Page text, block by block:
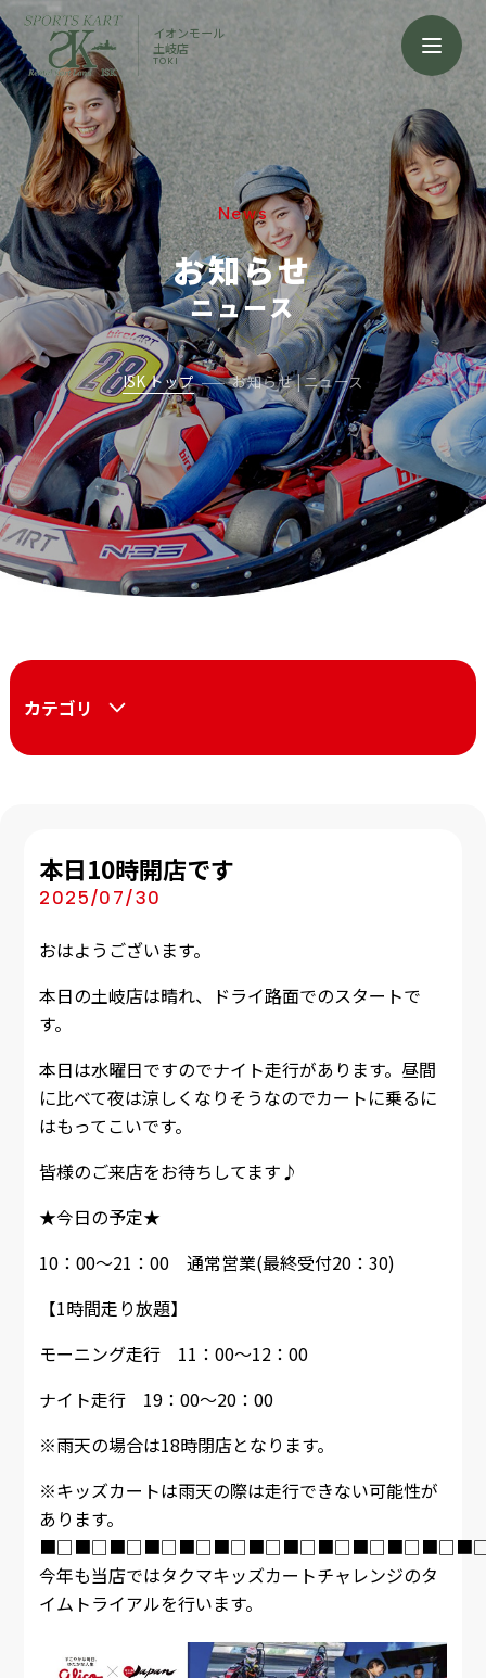
イオンモール
土岐店
TOKI
News
お知らせ
ニュース
ISK トップ お知らせ | ニュース
カテゴリ
本日10時開店です
2025/07/30
おはようございます。
本日の土岐店は晴れ、ドライ路面でのスタートで
す。
本日は水曜日ですのでナイト走行があります。昼間
に比べて夜は涼しくなりそうなのでカートに乗るに
はもってこいです。
皆様のご来店をお待ちしてます♪
★今日の予定★
10：00～21：00 通常営業(最終受付20：30)
【1時間走り放題】
モーニング走行 11：00～12：00
ナイト走行 19：00～20：00
※雨天の場合は18時閉店となります。
※キッズカートは雨天の際は走行できない可能性が
あります。
今年も当店ではタクマキッズカートチャレンジのタ
イムトライアルを行います。